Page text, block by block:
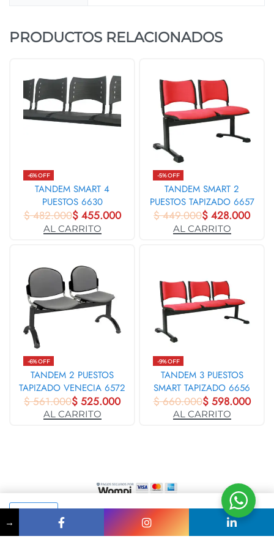
PRODUCTOS RELACIONADOS
-6% OFF
TANDEM SMART 4
PUESTOS 6630
$482.000$455.000
AL CARRITO
-5% OFF
TANDEM SMART 2
PUESTOS TAPIZADO 6657
$449.000$ 428.000
AL CARRITO
-6% OFF
TANDEM 2 PUESTOS
TAPIZADO VENECIA 6572
$561.000$ 525.000
AL CARRITO
-9% OFF
TANDEM 3 PUESTOS
SMART TAPIZADO 6656
$660.000$598.000
AL CARRITO
+57 (312) 418 3119 ventas@asuoficina.com
Somos responsables del tratamiento de sus datos personales, los cuales
utilizará para identificarle, proporcionarle nuestros servicios y productos, así
→